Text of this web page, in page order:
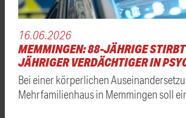
16.06.2026
MEMMINGEN: 88-JÄHRIGE
JÄHRIGER VERDÄCHTIGER IN
Bei einer körperlichen
Mehrfamilienhaus in Memmingen soll